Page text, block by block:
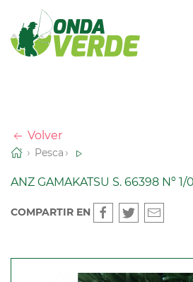
Volver
Pesca
ANZ GAMAKATSU S. 66398 Nº
COMPARTIR EN